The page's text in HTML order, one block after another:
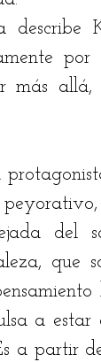
allá,
del
que
a
a partir